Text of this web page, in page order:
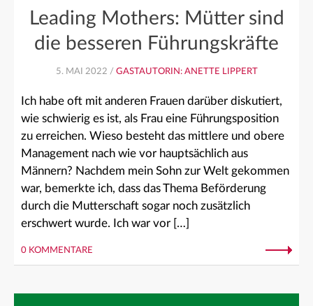
Leading Mothers: Mütter sind
die besseren Führungskräfte
5. MAI 2022 / GASTAUTORIN: ANETTE LIPPERT
Ich habe oft mit anderen Frauen darüber diskutiert,
wie schwierig es ist, als Frau eine Führungsposition
zu erreichen. Wieso besteht das mittlere und obere
Management nach wie vor hauptsächlich aus
Männern? Nachdem mein Sohn zur Welt gekommen
war, bemerkte ich, dass das Thema Beförderung
durch die Mutterschaft sogar noch zusätzlich
erschwert wurde. Ich war vor […]
0 KOMMENTARE